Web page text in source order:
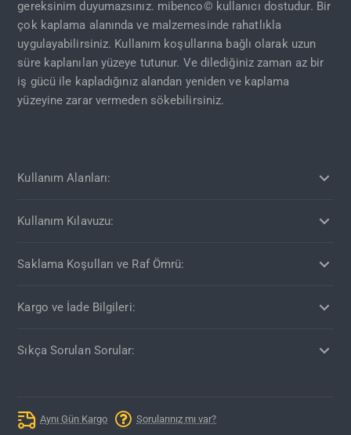
gereksinim duyumazsınız. mibenco© kullanıcı dostudur. Bir
çok kaplama alanında ve malzemesinde rahatlıkla
uygulayabilirsiniz. Kullanım koşullarına bağlı olarak uzun
süre kaplanılan yüzeye tutunur. Ve dilediğiniz zaman az bir
iş gücü ile kapladığınız alandan yeniden ve kaplama
yüzeyine zarar vermeden sökebilirsiniz.
Kullanım Alanları:
Kullanım Kılavuzu:
Saklama Koşulları ve Raf Ömrü:
Kargo ve İade Bilgileri:
Sıkça Sorulan Sorular:
Aynı Gün Kargo Sorularınız mı var?